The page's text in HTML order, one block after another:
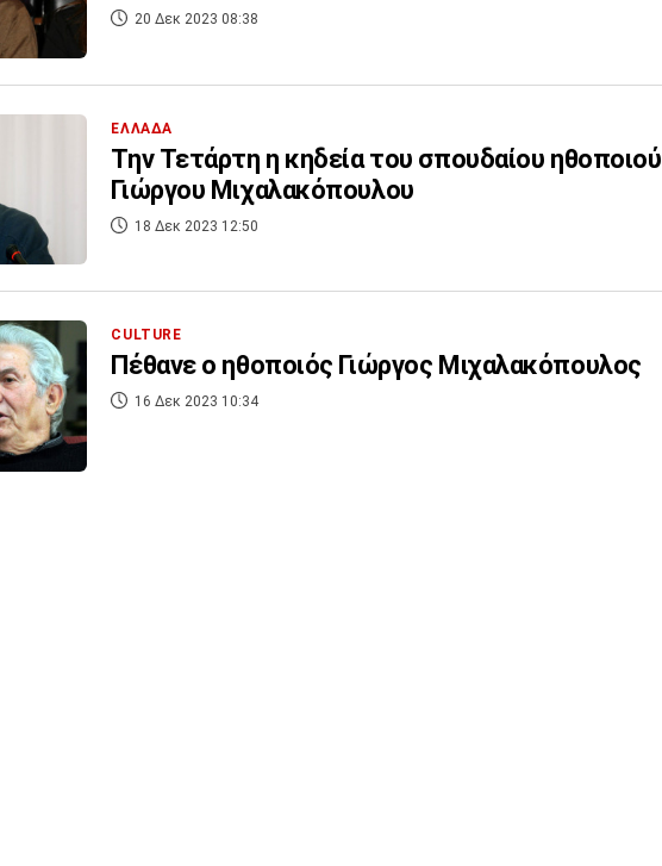
20 Δεκ 2023 08:38
ΕΛΛΑΔΑ
Την Τετάρτη η κηδεία του σπουδαίου ηθοποιού
Γιώργου Μιχαλακόπουλου
18 Δεκ 2023 12:50
CULTURE
Πέθανε ο ηθοποιός Γιώργος Μιχαλακόπουλος
16 Δεκ 2023 10:34